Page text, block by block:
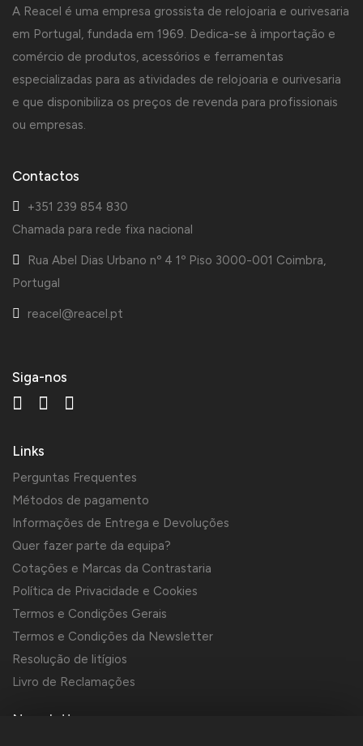
A Reacel é uma empresa grossista de relojoaria e ourivesaria
em Portugal, fundada em 1969. Dedica-se à importação e
comércio de produtos, acessórios e ferramentas
especializadas para as atividades de relojoaria e ourivesaria
e que disponibiliza os preços de revenda para profissionais
ou empresas.
Contactos
+351 239 854 830
Chamada para rede fixa nacional
Rua Abel Dias Urbano nº 4 1º Piso 3000-001 Coimbra,
Portugal
reacel@reacel.pt
Siga-nos
Links
Perguntas Frequentes
Métodos de pagamento
Informações de Entrega e Devoluções
Quer fazer parte da equipa?
Cotações e Marcas da Contrastaria
Política de Privacidade e Cookies
Termos e Condições Gerais
Termos e Condições da Newsletter
Resolução de litígios
Livro de Reclamações
Newsletter